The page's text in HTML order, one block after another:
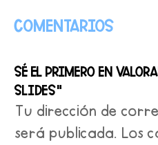
Comentarios
Sé el primero en
slides”
Tu dirección de
será publicada. Los